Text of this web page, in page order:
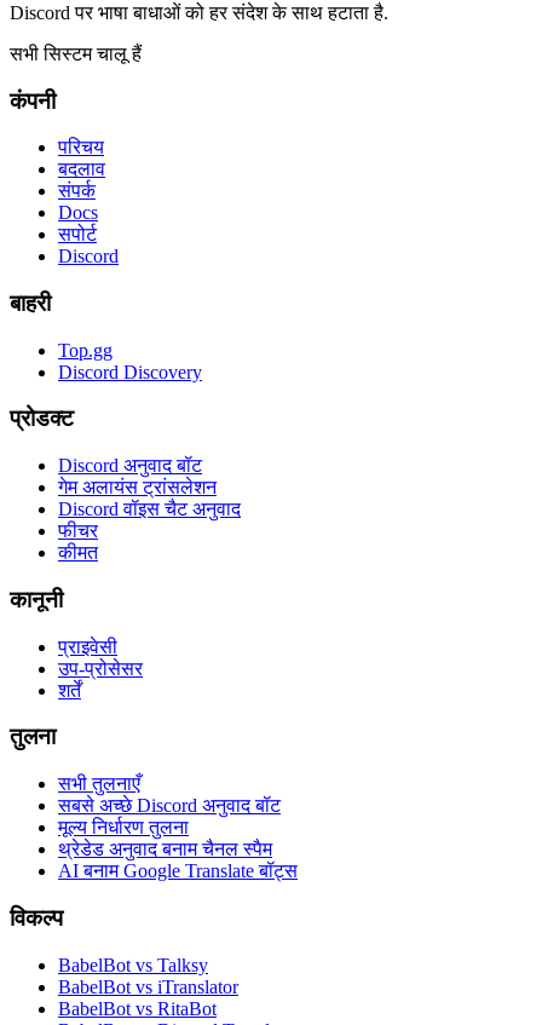
Discord पर भाषा बाधाओं को हर संदेश के साथ हटाता है.
सभी सिस्टम चालू हैं
कंपनी
परिचय
बदलाव
संपर्क
Docs
सपोर्ट
Discord
बाहरी
Top.gg
Discord Discovery
प्रोडक्ट
Discord अनुवाद बॉट
गेम अलायंस ट्रांसलेशन
Discord वॉइस चैट अनुवाद
फीचर
कीमत
कानूनी
प्राइवेसी
उप-प्रोसेसर
शर्तें
तुलना
सभी तुलनाएँ
सबसे अच्छे Discord अनुवाद बॉट
मूल्य निर्धारण तुलना
थ्रेडेड अनुवाद बनाम चैनल स्पैम
AI बनाम Google Translate बॉट्स
विकल्प
BabelBot vs Talksy
BabelBot vs iTranslator
BabelBot vs RitaBot